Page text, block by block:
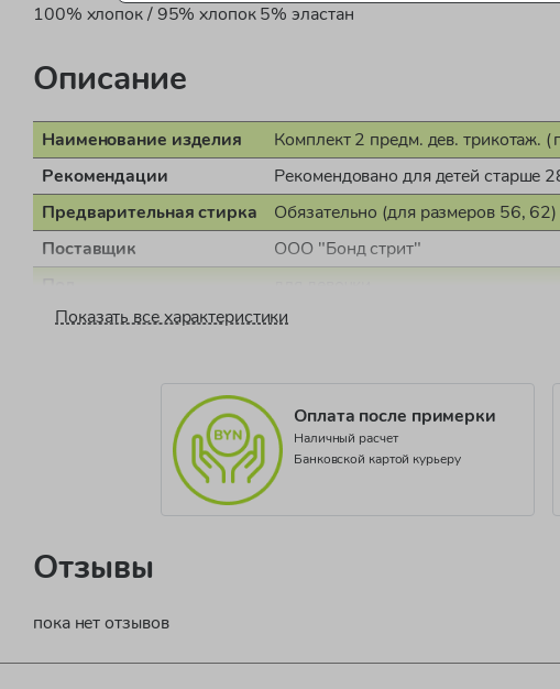
100% хлопок / 95% хлопок 5% эластан
Описание
Наименование изделия
Комплект 2 предм. дев. трикотаж.
Рекомендации
Рекомендовано для детей старше
Предварительная стирка
Обязательно (для размеров 56, 62)
Поставщик
ООО "Бонд стрит"
Страна производства
Индия
Показать все характеристики
Оплата после примерки
Наличный расчет
Банковской картой курьеру
Отзывы
пока нет отзывов